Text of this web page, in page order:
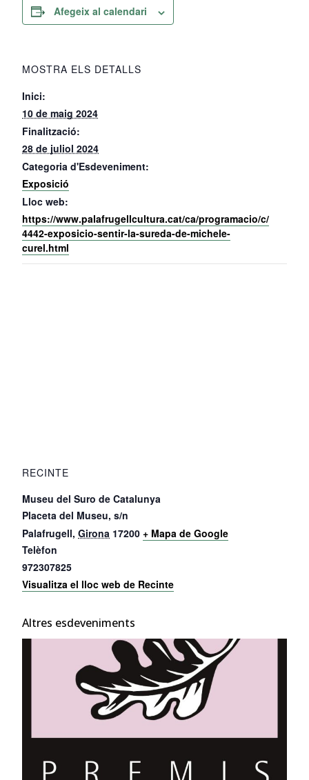
Afegeix al calendari
MOSTRA ELS DETALLS
Inici:
10 de maig 2024
Finalització:
28 de juliol 2024
Categoria d'Esdeveniment:
Exposició
Lloc web:
https://www.palafrugellcultura.cat/ca/programacio/c/
4442-exposicio-sentir-la-sureda-de-michele-
curel.html
RECINTE
Museu del Suro de Catalunya
Placeta del Museu, s/n
Palafrugell, Girona 17200 + Mapa de Google
Telèfon
972307825
Visualitza el lloc web de Recinte
Altres esdeveniments